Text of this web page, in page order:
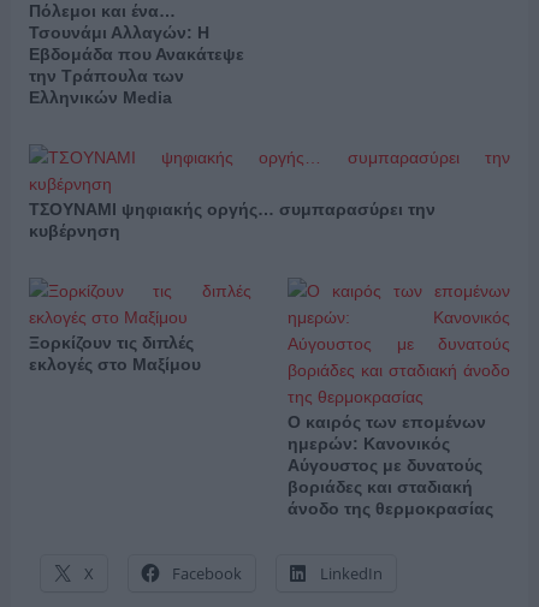
Πόλεμοι και ένα…
Τσουνάμι Αλλαγών: Η
Εβδομάδα που Ανακάτεψε
την Τράπουλα των
Ελληνικών Media
ΤΣΟΥΝΑΜΙ ψηφιακής οργής… συμπαρασύρει την
κυβέρνηση
Ξορκίζουν τις διπλές
εκλογές στο Μαξίμου
Ο καιρός των επομένων
ημερών: Κανονικός
Αύγουστος με δυνατούς
βοριάδες και σταδιακή
άνοδο της θερμοκρασίας
X Facebook LinkedIn